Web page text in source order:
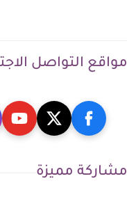
مواقع التواصل
مشاركة مميزة